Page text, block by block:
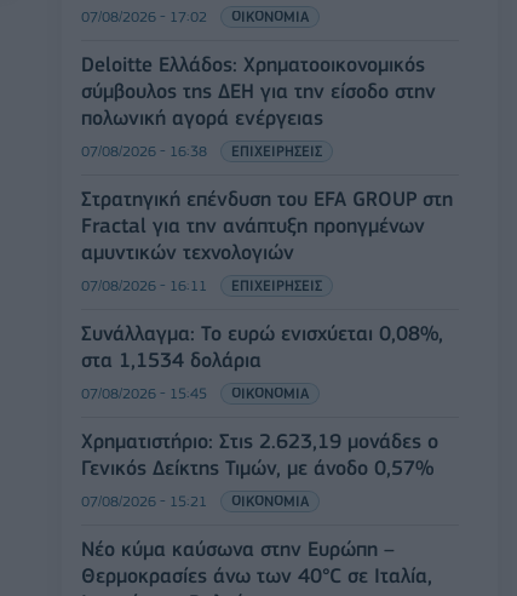
07/08/2026 - 17:02 ΟΙΚΟΝΟΜΙΑ
Deloitte Ελλάδος: Χρηματοοικονομικός
σύμβουλος της ΔΕΗ για την είσοδο στην
πολωνική αγορά ενέργειας
07/08/2026 - 16:38 ΕΠΙΧΕΙΡΗΣΕΙΣ
Στρατηγική επένδυση του EFA GROUP στη
Fractal για την ανάπτυξη προηγμένων
αμυντικών τεχνολογιών
07/08/2026 - 16:11 ΕΠΙΧΕΙΡΗΣΕΙΣ
Συνάλλαγμα: Το ευρώ ενισχύεται 0,08%,
στα 1,1534 δολάρια
07/08/2026 - 15:45 ΟΙΚΟΝΟΜΙΑ
Χρηματιστήριο: Στις 2.623,19 μονάδες ο
Γενικός Δείκτης Τιμών, με άνοδο 0,57%
07/08/2026 - 15:21 ΟΙΚΟΝΟΜΙΑ
Νέο κύμα καύσωνα στην Ευρώπη –
Θερμοκρασίες άνω των 40°C σε Ιταλία,